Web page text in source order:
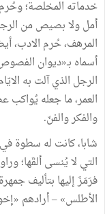
خدماته المخلصة؛وحُرم
أملولابصيصمن
المرهف،حُرم الادب،
أسماه بـ«ديوان
الرجل الذيآلت به
العمر،ماجعله يُواكب
والفكروالفنّ.
شابا،كانت له سطوةفي
التي لايُنسىألقَها؛
فرَمَزَإليها بتأليفجمهرة
الأطلس»
–أرادهم «